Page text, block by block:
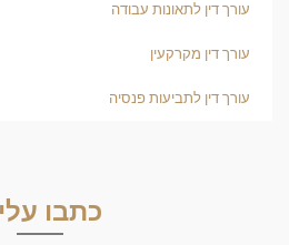
עורך דין לתאונות עבודה
עורך דין מקרקעין
עורך דין לתביעות פנסיה
כתבו עלינו